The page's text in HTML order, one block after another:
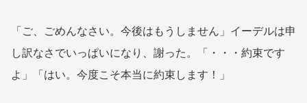
「ご、ごめんなさい。今後はもうしません」イーデルは申
し訳なさでいっぱいになり、謝った。「・・・約束です
よ」「はい。今度こそ本当に約束します！」